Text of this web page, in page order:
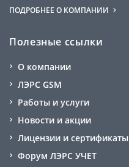
ПОДРОБНЕЕ О КОМПАНИИ
Полезные ссылки
О компании
ЛЭРС GSM
Работы и услуги
Новости и акции
Лицензии и сертификаты
Форум ЛЭРС УЧЕТ